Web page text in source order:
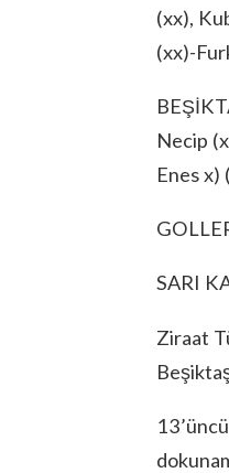
(xx),
(xx)-
Necip
Enes x)
SARI
Ziraat